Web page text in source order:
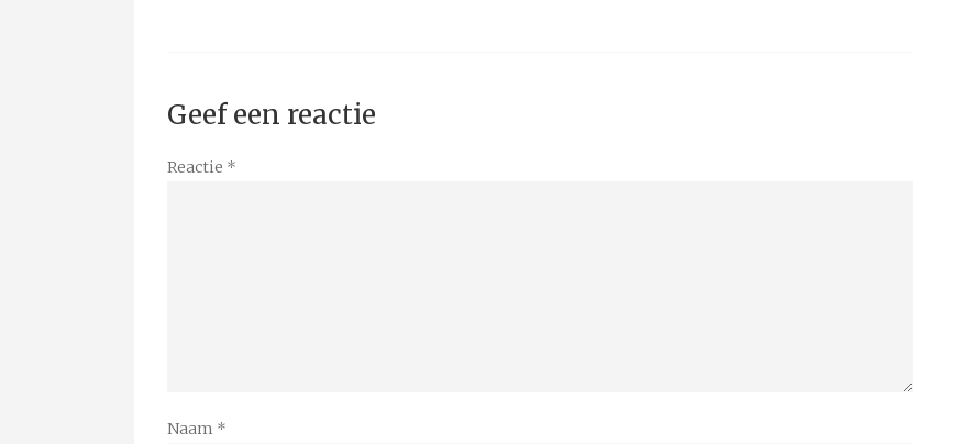
Geef een reactie
Reactie *
Naam *